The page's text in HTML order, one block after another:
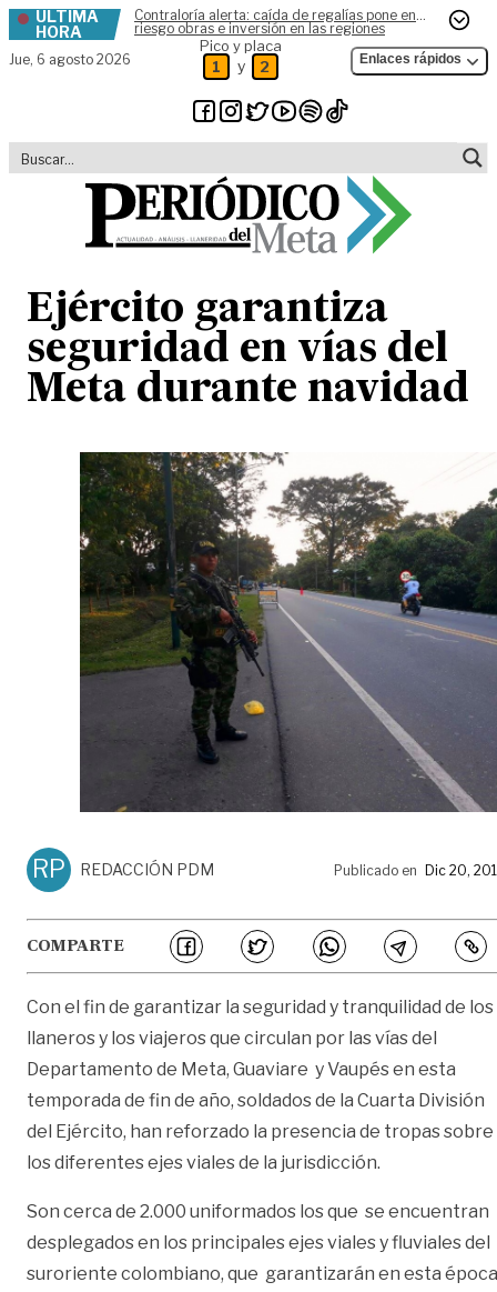
Skip to content
ÚLTIMA
HORA
Contraloría alerta: caída de regalías pone en
riesgo obras e inversión en las regiones
Jue, 6 agosto 2026
Pico y placa
1 y 2 Enlaces rápidos
Ejército garantiza
seguridad en vías del
Meta durante navidad
RP REDACCIÓN PDM Publicado en Dic 20,
COMPARTE
Con el fin de garantizar la seguridad y tranquilidad de los
llaneros y los viajeros que circulan por las vías del
Departamento de Meta, Guaviare y Vaupés en esta
temporada de fin de año, soldados de la Cuarta División
del Ejército, han reforzado la presencia de tropas sobre
los diferentes ejes viales de la jurisdicción.
Son cerca de 2.000 uniformados los que se encuentran
desplegados en los principales ejes viales y fluviales del
suroriente colombiano, que garantizarán en esta época